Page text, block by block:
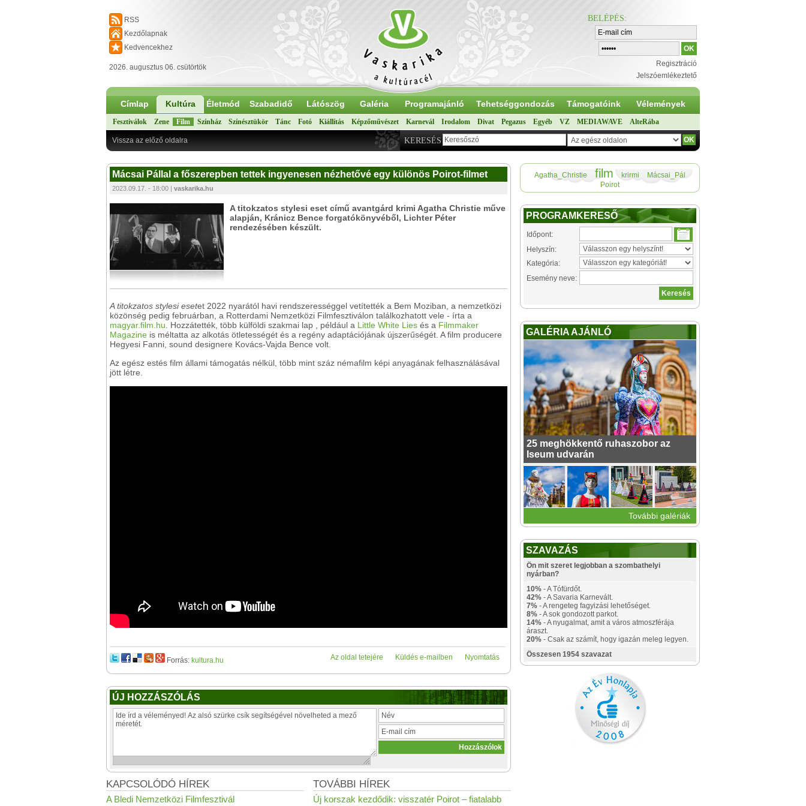
RSS
Kezdőlapnak
Kedvencekhez
2026. augusztus 06. csütörtök
BELÉPÉS:
Regisztráció
Jelszóemlékeztető
Címlap Kultúra Életmód Szabadidő Látószög Galéria Programajánló Tehetséggondozás Támogatóink Vélemények
Fesztiválok Zene Film Színház Színésztükör Tánc Fotó Kiállítás Képzőművészet Karnevál Irodalom Divat Pegazus Egyéb VZ MEDIAWAVE AlteRába
KERESÉS
Vissza az előző oldalra
Mácsai Pállal a főszerepben tettek ingyenesen nézhetővé egy különös Poirot-filmet
2023.09.17. - 18:00 | vaskarika.hu
A titokzatos stylesi eset című avantgárd krimi Agatha Christie műve
alapján, Kránicz Bence forgatókönyvéből, Lichter Péter
rendezésében készült.
A titokzatos stylesi esetet 2022 nyarától havi rendszerességgel vetítették a Bem Moziban, a nemzetközi
közönség pedig februárban, a Rotterdami Nemzetközi Filmfesztiválon találkozhatott vele - írta a
magyar.film.hu . Hozzátették, több külföldi szakmai lap , például a Little White Lies és a Filmmaker
Magazine is méltatta az alkotás ötletességét és a regény adaptációjának újszerűségét. A film producere
Hegyesi Fanni, sound designere Kovács-Vajda Bence volt.
Az egész estés film állami támogatás nélkül, több mint száz némafilm képi anyagának felhasználásával
jött létre.
Nyomtatás
Küldés e-mailben
Az oldal tetejére
Forrás: kultura.hu
ÚJ HOZZÁSZÓLÁS
TOVÁBBI HÍREK
Új korszak kezdődik: visszatér Poirot – fiatalabb
KAPCSOLÓDÓ HÍREK
A Bledi Nemzetközi Filmfesztivál
Agatha_Christie film krirmi
Mácsai_Pál
Poirot
PROGRAMKERESŐ
Időpont:
Helyszín:
Kategória:
Esemény neve:
GALÉRIA AJÁNLÓ
25 meghökkentő ruhaszobor az
Iseum udvarán
További galériák
SZAVAZÁS
Ön mit szeret legjobban a szombathelyi
nyárban?
10% - A Tófürdőt.
42% - A Savaria Karnevált.
7% - A rengeteg fagyizási lehetőséget.
8% - A sok gondozott parkot.
14% - A nyugalmat, amit a város atmoszférája
áraszt.
20% - Csak az számít, hogy igazán meleg legyen.
Összesen 1954 szavazat